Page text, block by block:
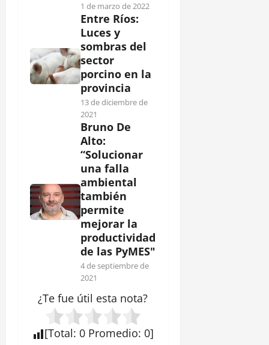
1 de marzo de 2022
Entre Ríos:
Luces y
sombras del
sector
porcino en la
provincia
13 de diciembre de
2021
Bruno De
Alto:
“Solucionar
una falla
ambiental
también
permite
mejorar la
productividad
de las PyMES"
4 de septiembre de
2021
¿Te fue útil esta nota?
[Total: 0 Promedio: 0]